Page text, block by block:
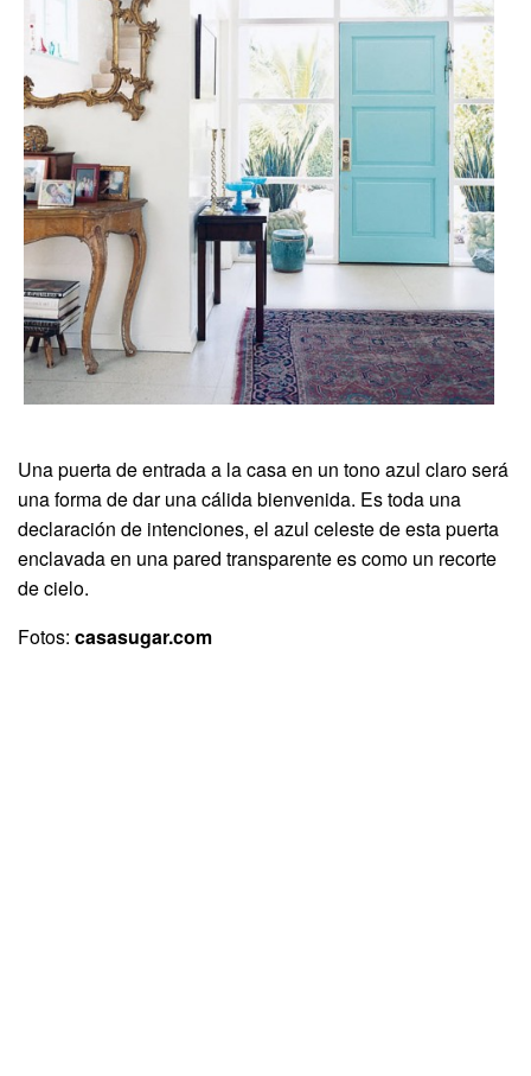
Una puerta de entrada a la casa en un tono azul claro será
una forma de dar una cálida bienvenida. Es toda una
declaración de intenciones, el azul celeste de esta puerta
enclavada en una pared transparente es como un recorte
de cielo.
Fotos: casasugar.com